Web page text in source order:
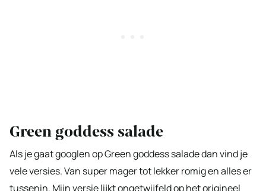
Green goddess salade
Als je gaat googlen op Green goddess salade dan vind je
vele versies. Van super mager tot lekker romig en alles er
tussenin. Mijn versie lijkt ongetwijfeld op het origineel